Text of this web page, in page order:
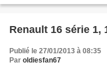
Renault 16 série 1,
Publié le 27/01/2013 à 08:35
Par oldiesfan67